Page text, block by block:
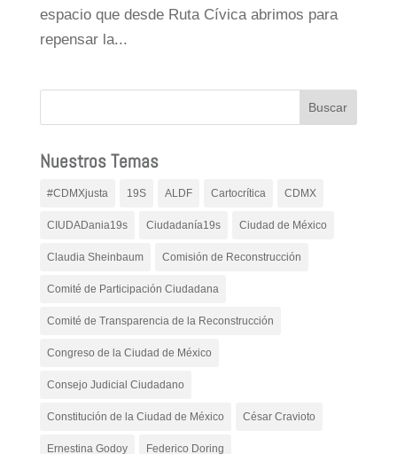
espacio que desde Ruta Cívica abrimos para
repensar la...
Nuestros Temas
#CDMXjusta 19S ALDF Cartocrítica CDMX
CIUDADania19s Ciudadanía19s Ciudad de México
Claudia Sheinbaum Comisión de Reconstrucción
Comité de Participación Ciudadana
Comité de Transparencia de la Reconstrucción
Congreso de la Ciudad de México
Consejo Judicial Ciudadano
Constitución de la Ciudad de México César Cravioto
Ernestina Godoy Federico Doring